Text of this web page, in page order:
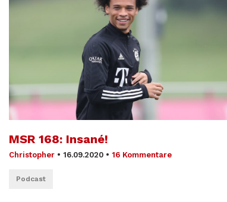
MSR 168: Insané!
Christopher • 16.09.2020 • 16 Kommentare
Podcast